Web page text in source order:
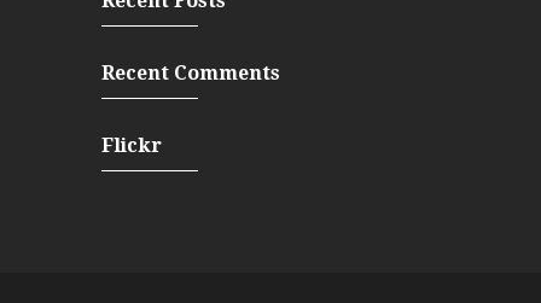
Recent Comments
Flickr